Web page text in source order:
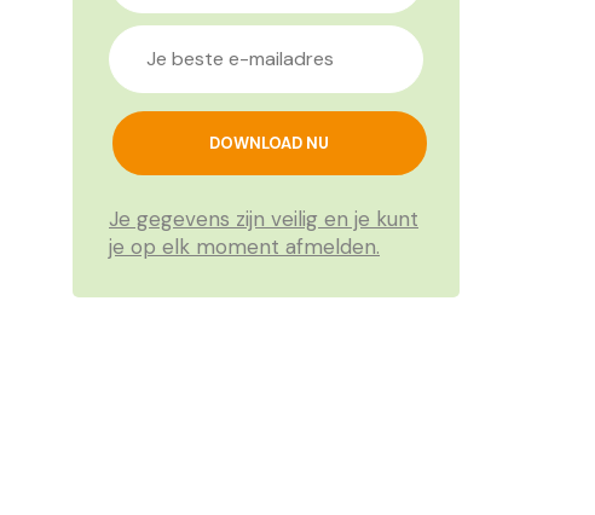
Je gegevens zijn veilig en je kunt
je op elk moment afmelden.